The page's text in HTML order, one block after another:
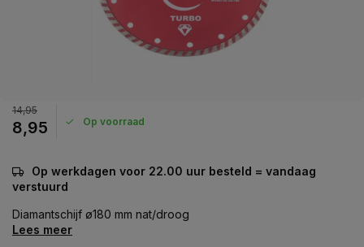
14,95
8,95 Op voorraad
Op werkdagen voor 22.00 uur besteld = vandaag
verstuurd
Diamantschijf ø180 mm nat/droog
Lees meer